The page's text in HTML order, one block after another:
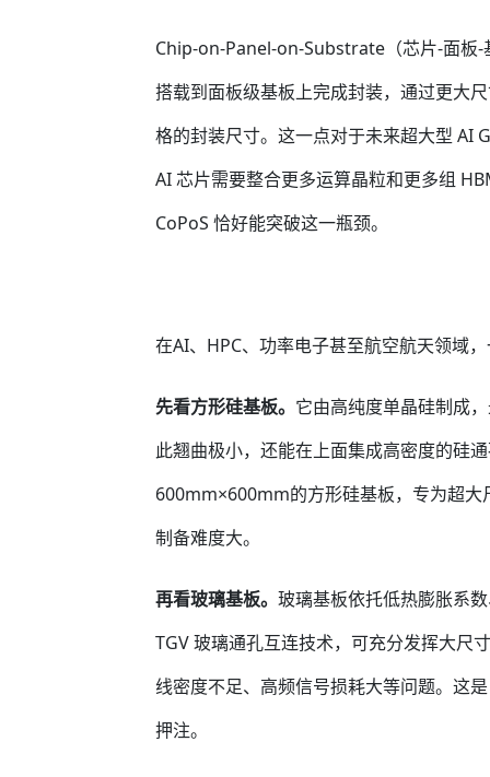
Chip-on-Panel-on-Substrate（芯片-面板-
搭载到面板级基板上完成封装，通过更大
格的封装尺寸。这一点对于未来超大型 AI
AI 芯片需要整合更多运算晶粒和更多组
CoPoS 恰好能突破这一瓶颈。
在AI、HPC、功率电子甚至航空航天领域
先看方形硅基板。 它由高纯度单晶硅制成
此翘曲极小，还能在上面集成高密度的硅
600mm×600mm的方形硅基板，专为超
制备难度大。
再看玻璃基板。 玻璃基板依托低热膨胀系
TGV 玻璃通孔互连技术，可充分发挥大尺
线密度不足、高频信号损耗大等问题。这
押注。